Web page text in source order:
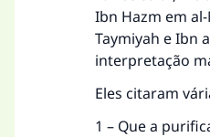
Ibn Hazm em
Taymiyah e Ibn
interpretação
Eles citaram
1 – Que a